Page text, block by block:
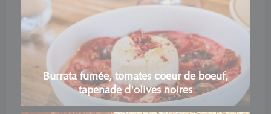
Burrata fumée, tomates coeur de boeuf,
tapenade d'olives noires